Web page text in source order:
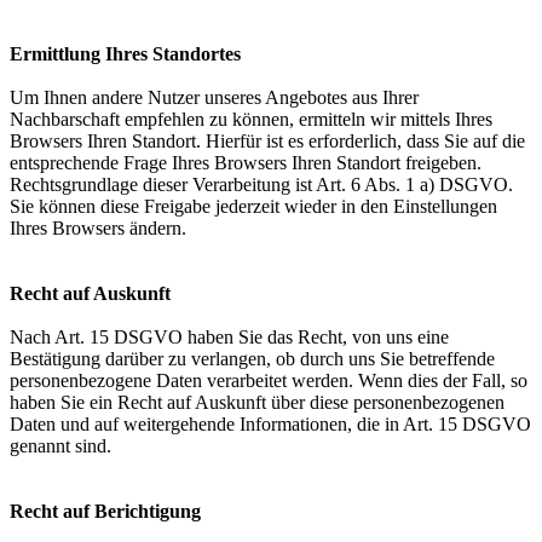
Ermittlung Ihres Standortes
Um Ihnen andere Nutzer unseres Angebotes aus Ihrer
Nachbarschaft empfehlen zu können, ermitteln wir mittels Ihres
Browsers Ihren Standort. Hierfür ist es erforderlich, dass Sie auf die
entsprechende Frage Ihres Browsers Ihren Standort freigeben.
Rechtsgrundlage dieser Verarbeitung ist Art. 6 Abs. 1 a) DSGVO.
Sie können diese Freigabe jederzeit wieder in den Einstellungen
Ihres Browsers ändern.
Recht auf Auskunft
Nach Art. 15 DSGVO haben Sie das Recht, von uns eine
Bestätigung darüber zu verlangen, ob durch uns Sie betreffende
personenbezogene Daten verarbeitet werden. Wenn dies der Fall, so
haben Sie ein Recht auf Auskunft über diese personenbezogenen
Daten und auf weitergehende Informationen, die in Art. 15 DSGVO
genannt sind.
Recht auf Berichtigung